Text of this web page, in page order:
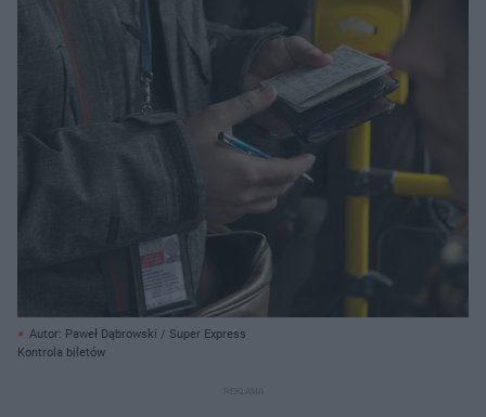
Autor: Paweł Dąbrowski / Super Express
Kontrola biletów